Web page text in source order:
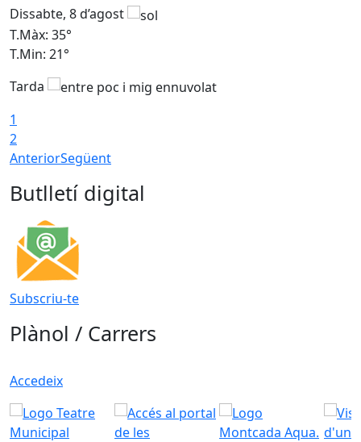
Dissabte, 8 d’agost
T.Màx: 35°
T.Min: 21°
Tarda
1
2
AnteriorSegüent
Butlletí digital
Subscriu-te
Plànol / Carrers
Accedeix